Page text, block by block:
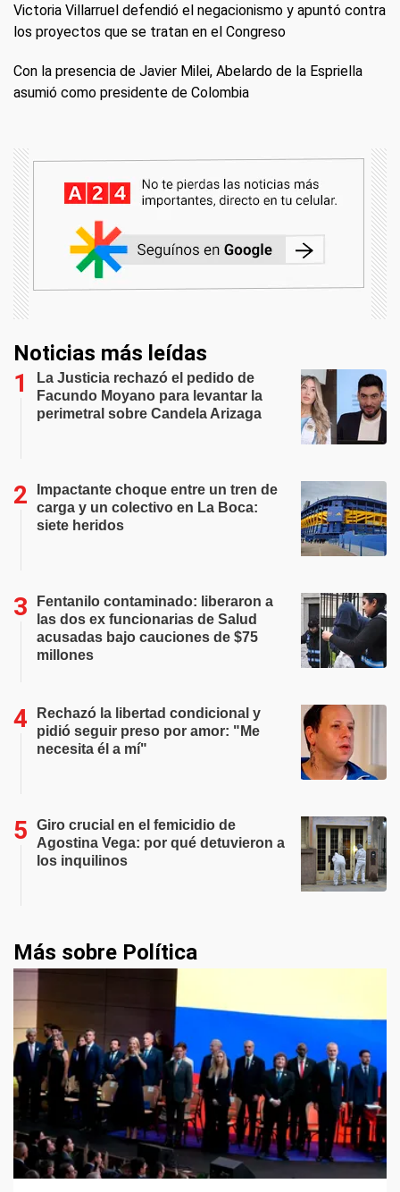
Victoria Villarruel defendió el negacionismo y apuntó contra
los proyectos que se tratan en el Congreso
Con la presencia de Javier Milei, Abelardo de la Espriella
asumió como presidente de Colombia
Noticias más leídas
La Justicia rechazó el pedido de
Facundo Moyano para levantar la
perimetral sobre Candela Arizaga
Impactante choque entre un tren de
carga y un colectivo en La Boca:
siete heridos
Fentanilo contaminado: liberaron a
las dos ex funcionarias de Salud
acusadas bajo cauciones de $75
millones
Rechazó la libertad condicional y
pidió seguir preso por amor: "Me
necesita él a mí"
Giro crucial en el femicidio de
Agostina Vega: por qué detuvieron a
los inquilinos
Más sobre Política